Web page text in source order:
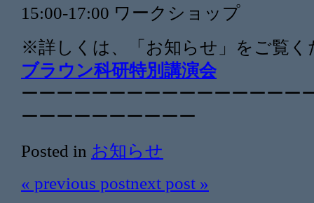
15:00-17:00 ワークショップ
※詳しくは、「お知らせ」をご覧
ブラウン科研特別講演会
ーーーーーーーーーーーーーーーー
ーーーーーーーーーー
Posted in お知らせ
« previous postnext post »